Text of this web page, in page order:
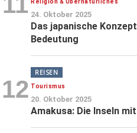
24. Oktober 2025
Das japanische
Bedeutung
12
REISEN
Tourismus
20. Oktober 2025
Amakusa: Die Inseln